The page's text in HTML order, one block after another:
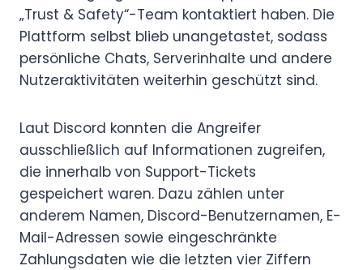
„Trust & Safety“-Team kontaktiert haben. Die
Plattform selbst blieb unangetastet, sodass
persönliche Chats, Serverinhalte und andere
Nutzeraktivitäten weiterhin geschützt sind.
Laut Discord konnten die Angreifer
ausschließlich auf Informationen zugreifen,
die innerhalb von Support-Tickets
gespeichert waren. Dazu zählen unter
anderem Namen, Discord-Benutzernamen, E-
Mail-Adressen sowie eingeschränkte
Zahlungsdaten wie die letzten vier Ziffern